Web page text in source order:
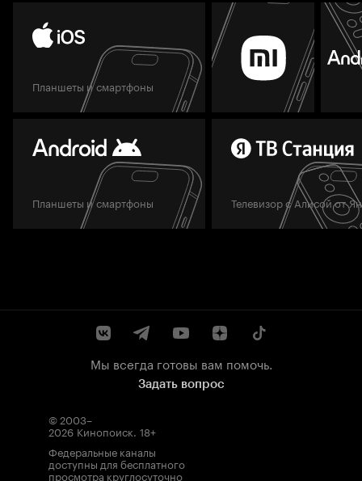
Планшеты и смартфоны
Планшеты и смартфоны Телевизор с Алисой от
Мы всегда готовы вам помочь.
Задать вопрос
© 2003–
2026 Кинопоиск. 18+
Федеральные каналы
доступны для бесплатного
просмотра круглосуточно